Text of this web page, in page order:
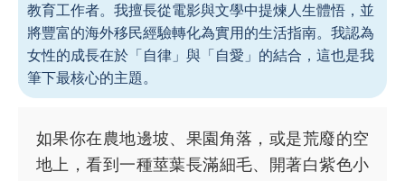
教育工作者。我擅長從電影與文學中提煉人生體悟，並
將豐富的海外移民經驗轉化為實用的生活指南。我認為
女性的成長在於「自律」與「自愛」的結合，這也是我
筆下最核心的主題。
如果你在農地邊坡、果園角落，或是荒廢的空
地上，看到一種莖葉長滿細毛、開著白紫色小